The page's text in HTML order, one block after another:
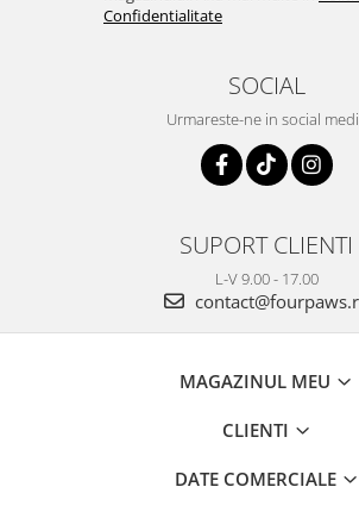
Confidentialitate
SOCIAL
Urmareste-ne in social
SUPORT CLIENTI
L-V 9.00 - 17.00
MAGAZINUL MEU
CLIENTI
DATE COMERCIALE